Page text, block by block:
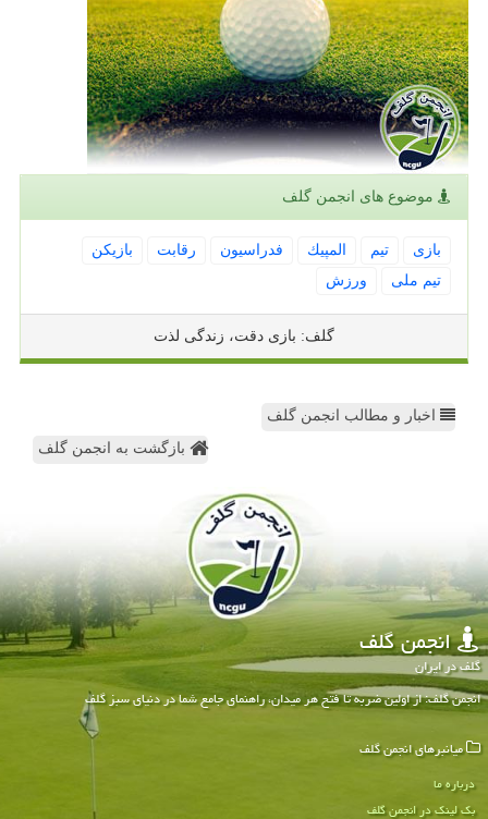
موضوع های انجمن گلف
بازی تیم المپیك فدراسیون رقابت
بازیكن
تیم ملی
ورزش
گلف: بازی دقت، زندگی لذت
اخبار و مطالب انجمن گلف
بازگشت به انجمن گلف
انجمن گلف
گلف در ایران
انجمن گلف: از اولین ضربه تا فتح هر میدان، راهنمای جامع شما در دنیای سبز گلف
میانبرهای انجمن گلف
درباره ما
بک لینک در انجمن گلف